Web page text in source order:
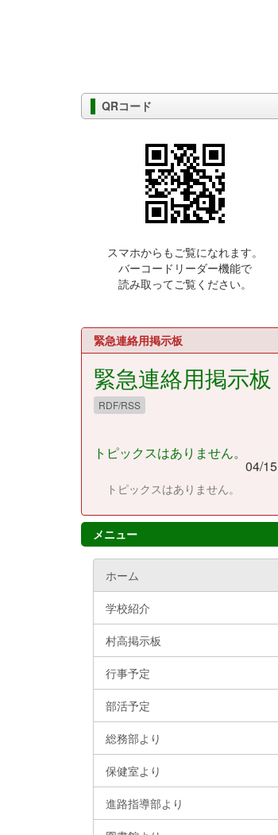
QRコード
スマホからもご覧になれます。
バーコードリーダー機能で
読み取ってご覧ください。
緊急連絡用掲示板
緊急連絡用掲示板
RDF/RSS
トピックスはありません。
04/15
トピックスはありません。
メニュー
ホーム
学校紹介
村高掲示板
行事予定
部活予定
総務部より
保健室より
進路指導部より